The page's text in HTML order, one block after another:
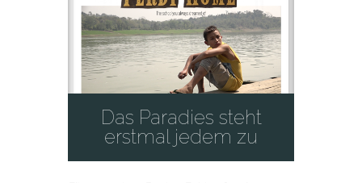
Das Paradies steht
erstmal jedem zu